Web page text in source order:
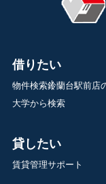
借りたい
物件検索鈴蘭台駅前店
大学から検索
貸したい
賃貸管理サポート